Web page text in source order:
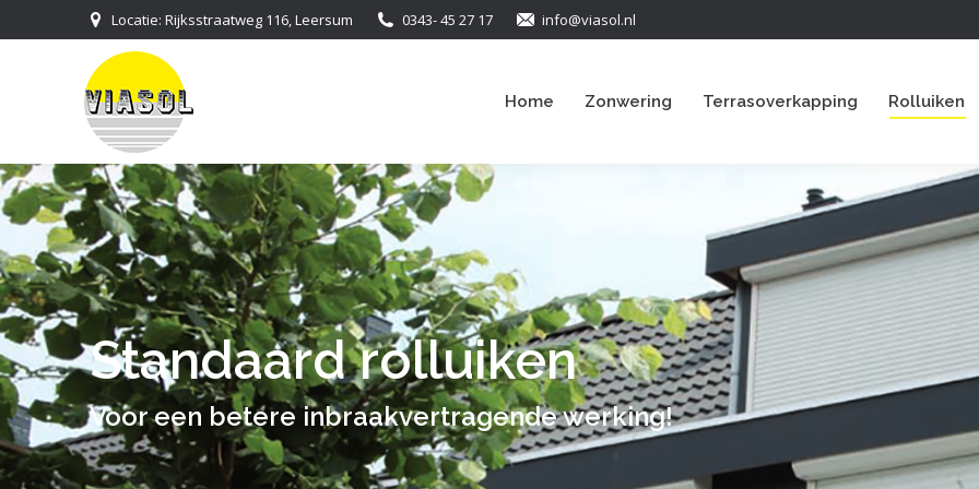
Locatie: Rijksstraatweg 116, Leersum 0343- 45 27 17 info@viasol.nl
Home Zonwering Terrasoverkapping Rolluiken
Standaard rolluiken
Voor een betere inbraakvertragende werking!
Je bent hier: